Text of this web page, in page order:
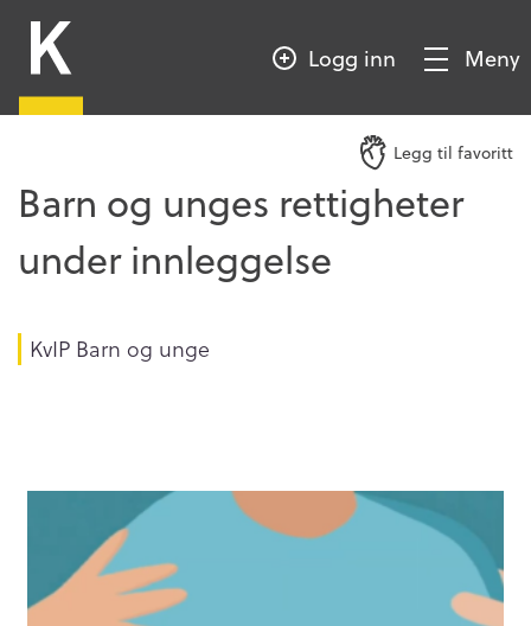
HOVEDINNHOLD
KompetansebroenLogg inn
Vis/SkjulMeny
Legg til favoritt
Barn og unges rettigheter
under innleggelse
KvIP Barn og unge